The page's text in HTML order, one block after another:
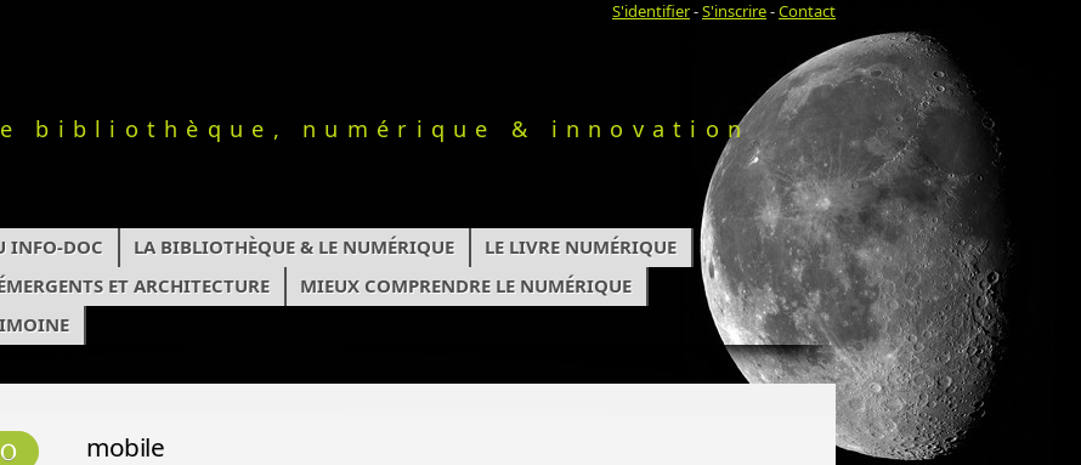
S'identifier-S'inscrire-Contact
bibliothèque, numérique & innovation
INFO-DOC LA BIBLIOTHÈQUE & LE NUMÉRIQUE
LE LIVRE NUMÉRIQUE
ET ARCHITECTURE
MIEUX COMPRENDRE LE NUMÉRIQUE
mobile